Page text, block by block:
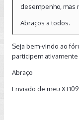
desempenho, mas
Abraços a todos.
Seja bem-vindo ao
participem
Abraço
Enviado de meu